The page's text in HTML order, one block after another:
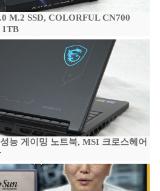
M.2 SSD, COLORFUL CN700
1TB
능 게이밍 노트북, MSI 크로스헤어